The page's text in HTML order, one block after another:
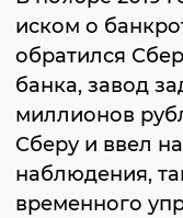
иском о
обратился
банка, завод
миллионов
Сберу и ввел
наблюдения,
временного